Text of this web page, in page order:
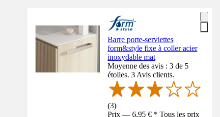
Barre porte-serviettes
form&style fixe à coller acier
inoxydable mat
Moyenne des avis : 3 de 5
étoiles. 3 Avis clients.
(3)
Prix — 6,95 € * Tous les prix